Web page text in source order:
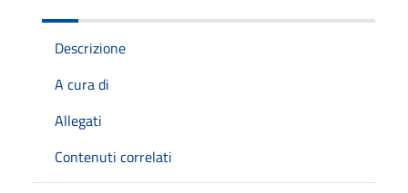
Descrizione
A cura di
Allegati
Contenuti correlati